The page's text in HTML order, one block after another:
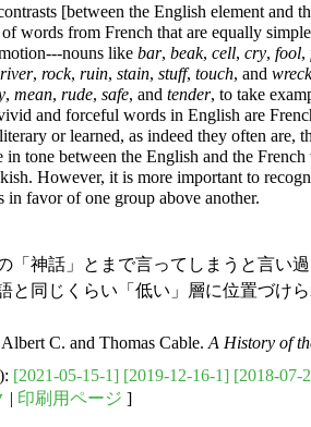
[between the English element and
words from French that are equally
nouns like bar, beak, cell, cry, fool,
river, rock, ruin, stain, stuff, touch, and wreck
, mean, rude, safe, and tender, to take
and forceful words in English are
or learned, as indeed they often are,
in tone between the English and the
However, it is more important to
in favor of one group above another.
「神話」とまで言ってしまうと言い
と同じくらい「低い」層に位置づけ
C. and Thomas Cable. A History of
[2021-05-15-1] [2019-12-16-1] [2018-07-
| 印刷用ページ ]